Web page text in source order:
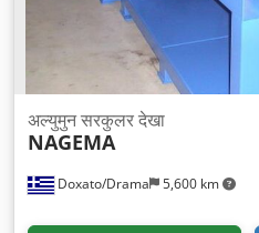
Doxato/Drama 5,600 km
अल्युमुन सरकुलर देखा
NAGEMA